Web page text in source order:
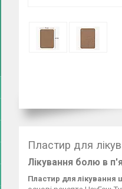
Пластир для
Лікування болю в
Пластир для лікування